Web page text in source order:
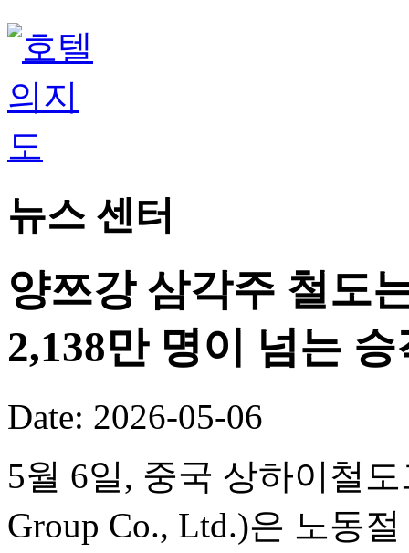
뉴스 센터
양쯔강 삼각주 철도
2,138만 명이 넘는
Date: 2026-05-06
5월 6일, 중국 상하이철도
Group Co., Ltd.)은 노동